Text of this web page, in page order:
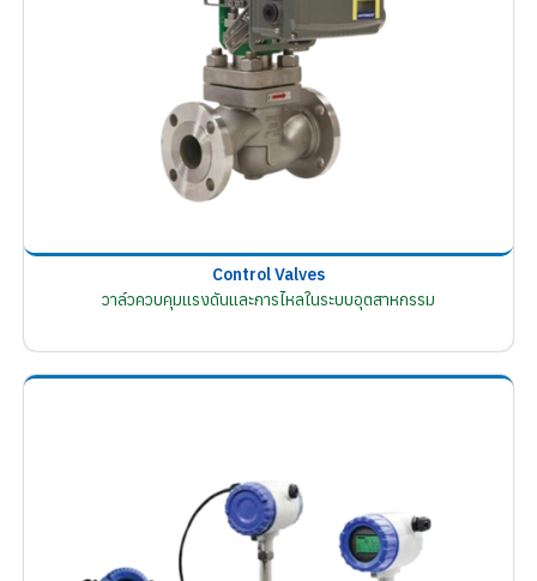
Control Valves
วาล์วควบคุมแรงดันและการไหลในระบบอุตสาหกรรม